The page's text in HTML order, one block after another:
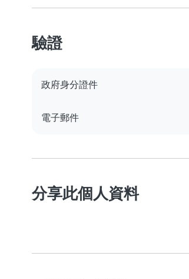
驗證
政府身分證件
電子郵件
分享此個人資料